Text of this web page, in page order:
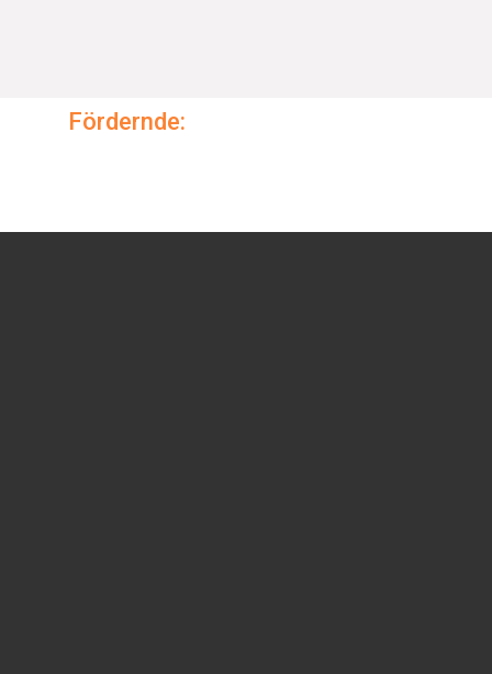
Fördernde: